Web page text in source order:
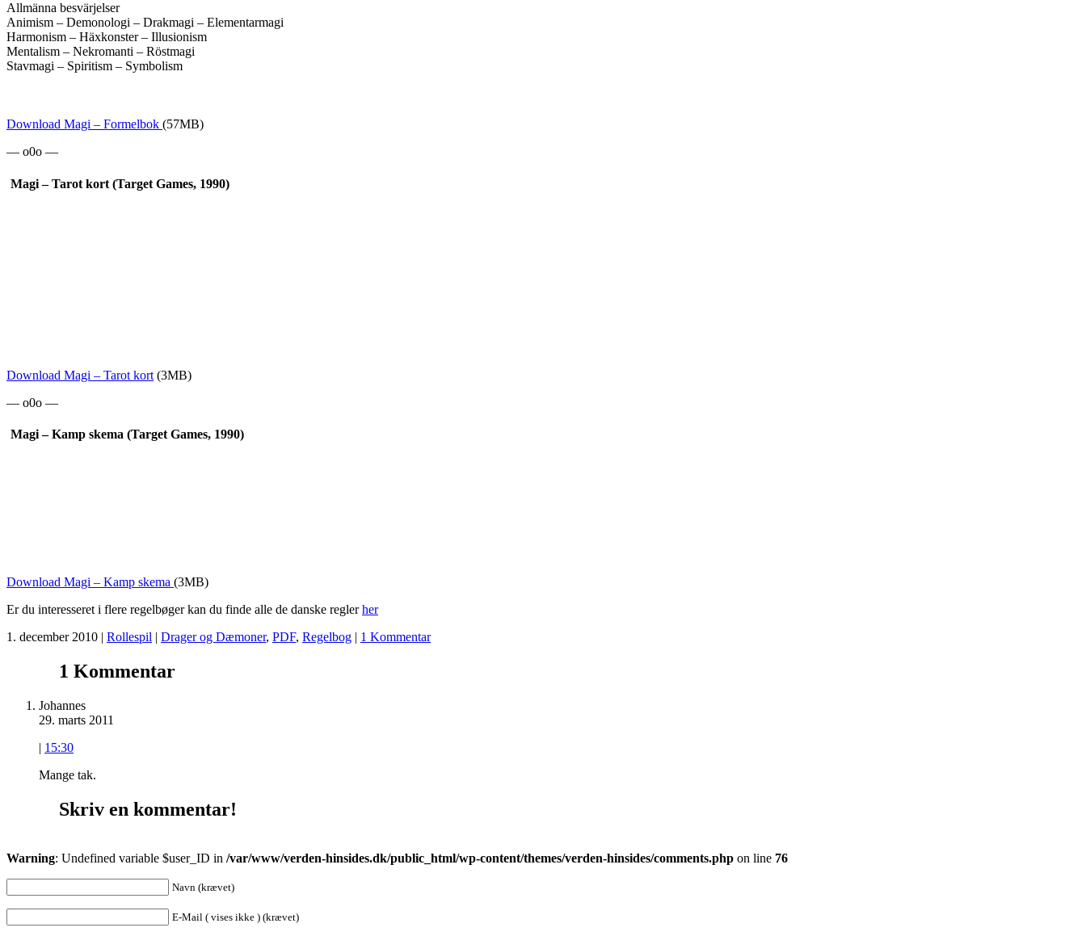
Allmänna besvärjelser
Animism – Demonologi – Drakmagi – Elementarmagi
Harmonism – Häxkonster – Illusionism
Mentalism – Nekromanti – Röstmagi
Stavmagi – Spiritism – Symbolism
Download Magi – Formelbok (57MB)
— o0o —
Magi – Tarot kort (Target Games, 1990)
Download Magi – Tarot kort (3MB)
— o0o —
Magi – Kamp skema (Target Games, 1990)
Download Magi – Kamp skema (3MB)
Er du interesseret i flere regelbøger kan du finde alle de danske reglerher
1. december 2010 | Rollespil Drager og Dæmoner, PDF, Regelbog 1 Kommentar
1 Kommentar
Johannes
29. marts 2011
| 15:30
Mange tak.
Skriv en kommentar!
Warning: Undefined variable $user_ID in /var/www/verden-hinsides.dk/public_html/wp-content/themes/verden-hinsides/comments.php on line 76
Navn (krævet)
E-Mail ( vises ikke ) (krævet)